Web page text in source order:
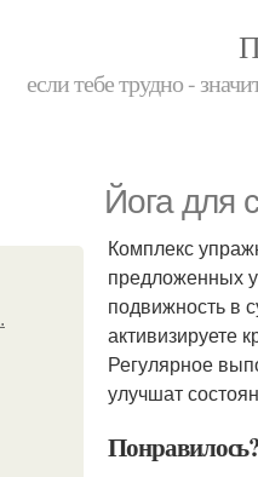
если тебе трудно -
Йога для
Комплекс
предложенных
подвижность в
активизируете
Регулярное
улучшат